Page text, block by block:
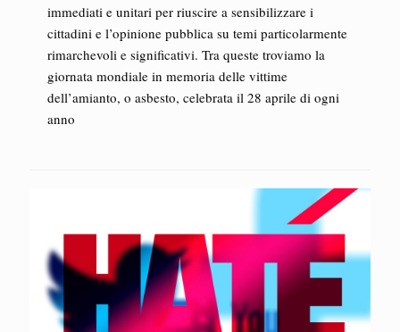
immediati e unitari per riuscire a sensibilizzare i
cittadini e l’opinione pubblica su temi particolarmente
rimarchevoli e significativi. Tra queste troviamo la
giornata mondiale in memoria delle vittime
dell’amianto, o asbesto, celebrata il 28 aprile di ogni
anno